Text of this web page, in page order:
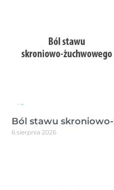
Ból stawu
6 sierpnia 2026